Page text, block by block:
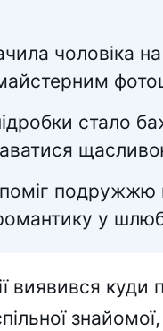
чоловіка
стало
подружжю
у
виявився